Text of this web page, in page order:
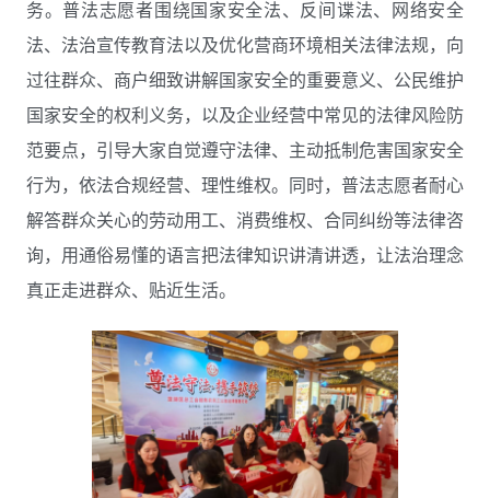
务。普法志愿者围绕国家安全法、反间谍法、网络安全
法、法治宣传教育法以及优化营商环境相关法律法规，向
过往群众、商户细致讲解国家安全的重要意义、公民维护
国家安全的权利义务，以及企业经营中常见的法律风险防
范要点，引导大家自觉遵守法律、主动抵制危害国家安全
行为，依法合规经营、理性维权。同时，普法志愿者耐心
解答群众关心的劳动用工、消费维权、合同纠纷等法律咨
询，用通俗易懂的语言把法律知识讲清讲透，让法治理念
真正走进群众、贴近生活。